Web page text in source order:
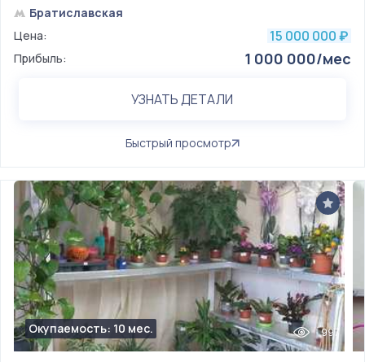
Братиславская
Цена:
15 000 000 ₽
Прибыль: 1 000 000/мес
УЗНАТЬ ДЕТАЛИ
Быстрый просмотр
Окупаемость: 10 мес. 997